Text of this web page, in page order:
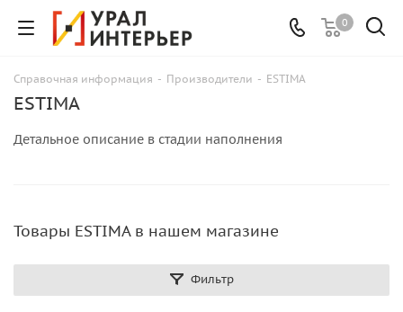
0
Справочная информация - Производители - ESTIMA
ESTIMA
Детальное описание в стадии наполнения
Товары ESTIMA в нашем магазине
Фильтр